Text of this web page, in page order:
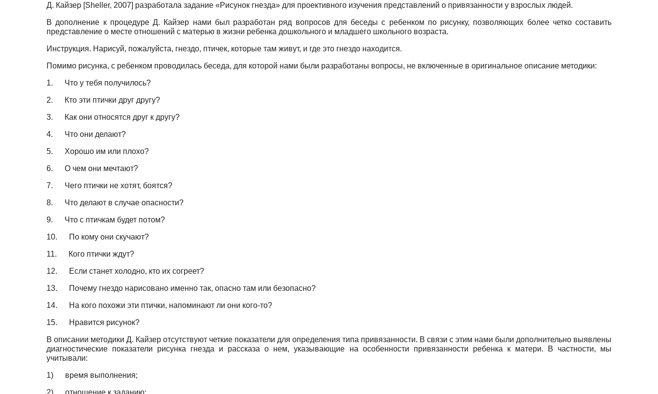
Д. Кайзер [Sheller, 2007] разработала задание «Рисунок гнезда» для проективного изучения представлений о привязанности у взрослых людей.
В дополнение к процедуре Д. Кайзер нами был разработан ряд вопросов для беседы с ребенком по рисунку, позволяющих более четко составить
представление о месте отношений с матерью в жизни ребенка дошкольного и младшего школьного возраста.
Инструкция. Нарисуй, пожалуйста, гнездо, птичек, которые там живут, и где это гнездо находится.
Помимо рисунка, с ребенком проводилась беседа, для которой нами были разработаны вопросы, не включенные в оригинальное описание методики:
1. Что у тебя получилось?
2. Кто эти птички друг другу?
3. Как они относятся друг к другу?
4. Что они делают?
5. Хорошо им или плохо?
6. О чем они мечтают?
7. Чего птички не хотят, боятся?
8. Что делают в случае опасности?
9. Что с птичкам будет потом?
10. По кому они скучают?
11. Кого птички ждут?
12. Если станет холодно, кто их согреет?
13. Почему гнездо нарисовано именно так, опасно там или безопасно?
14. На кого похожи эти птички, напоминают ли они кого-то?
15. Нравится рисунок?
В описании методики Д. Кайзер отсутствуют четкие показатели для определения типа привязанности. В связи с этим нами были дополнительно выявлены
диагностические показатели рисунка гнезда и рассказа о нем, указывающие на особенности привязанности ребенка к матери. В частности, мы
учитывали:
1) время выполнения;
2) отношение к заданию;